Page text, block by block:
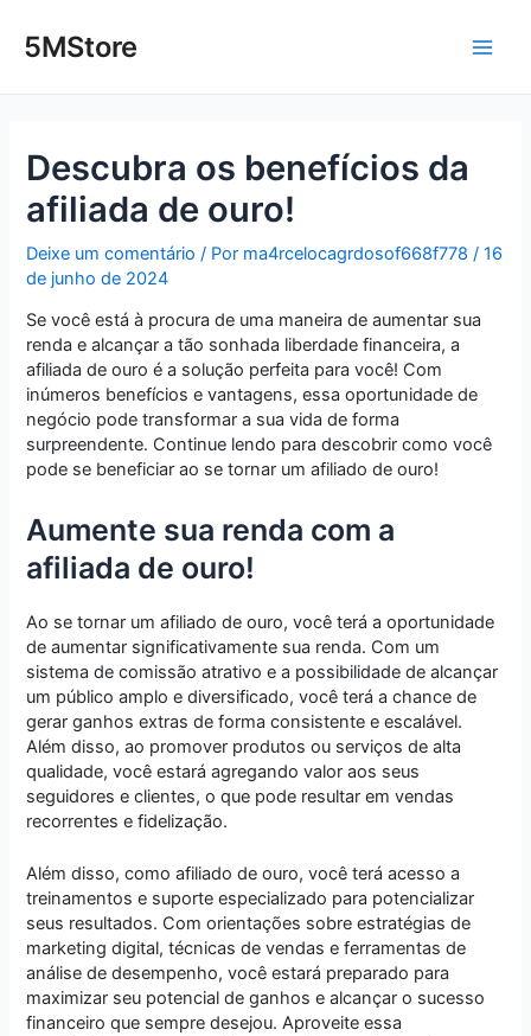
para5MStore
Descubra os benefícios da
afiliada de ouro!
Deixe um comentário / Por ma4rcelocagrdosof668f778/16
de junho de 2024
Se você está à procura de uma maneira de aumentar sua
renda e alcançar a tão sonhada liberdade financeira, a
afiliada de ouro é a solução perfeita para você! Com
inúmeros benefícios e vantagens, essa oportunidade de
negócio pode transformar a sua vida de forma
surpreendente. Continue lendo para descobrir como você
pode se beneficiar ao se tornar um afiliado de ouro!
Aumente sua renda com a
afiliada de ouro!
Ao se tornar um afiliado de ouro, você terá a oportunidade
de aumentar significativamente sua renda. Com um
sistema de comissão atrativo e a possibilidade de alcançar
um público amplo e diversificado, você terá a chance de
gerar ganhos extras de forma consistente e escalável.
Além disso, ao promover produtos ou serviços de alta
qualidade, você estará agregando valor aos seus
seguidores e clientes, o que pode resultar em vendas
recorrentes e fidelização.
Além disso, como afiliado de ouro, você terá acesso a
treinamentos e suporte especializado para potencializar
seus resultados. Com orientações sobre estratégias de
marketing digital, técnicas de vendas e ferramentas de
análise de desempenho, você estará preparado para
maximizar seu potencial de ganhos e alcançar o sucesso
financeiro que sempre desejou. Aproveite essa
navigation